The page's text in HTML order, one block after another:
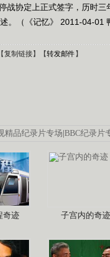
战协定上正式签字，历时
。（《记忆》 2011-04-01
【复制链接】【转发邮件 】
精品纪录片专场 BBC纪录片
奇迹 子宫内的奇迹